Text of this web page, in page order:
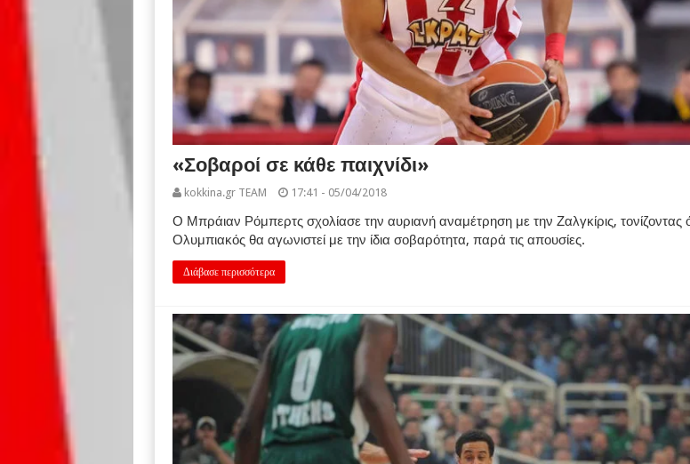
«Σοβαροί σε κάθε παιχνίδι»
kokkina.gr TEAM 17:41 - 05/04/2018
Ο Μπράιαν Ρόμπερτς σχολίασε την αυριανή αναμέτρηση με την Ζαλγκίρις, τονίζοντας
Ολυμπιακός θα αγωνιστεί με την ίδια σοβαρότητα, παρά τις απουσίες.
Διάβασε περισσότερα